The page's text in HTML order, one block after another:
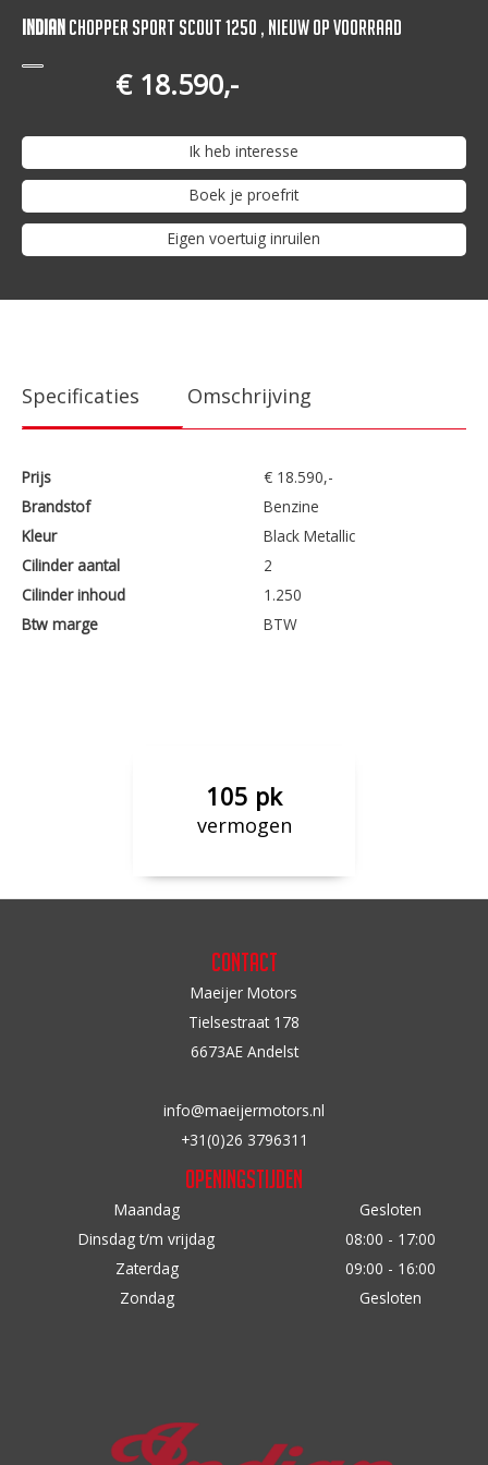
IndianChopper Sport Scout 1250 , Nieuw op Voorraad
€ 18.590,-
Ik heb interesse
Boek je proefrit
Eigen voertuig inruilen
Specificaties Omschrijving
Prijs
€ 18.590,-
Brandstof
Benzine
Kleur
Black Metallic
Cilinder aantal
2
Cilinder inhoud
1.250
Btw marge
BTW
105 pk
vermogen
Contact
Maeijer Motors
Tielsestraat 178
6673AE Andelst
info@maeijermotors.nl
+31(0)26 3796311
Openingstijden
Maandag
Gesloten
Dinsdag t/m vrijdag
08:00 - 17:00
Zaterdag
09:00 - 16:00
Zondag
Gesloten